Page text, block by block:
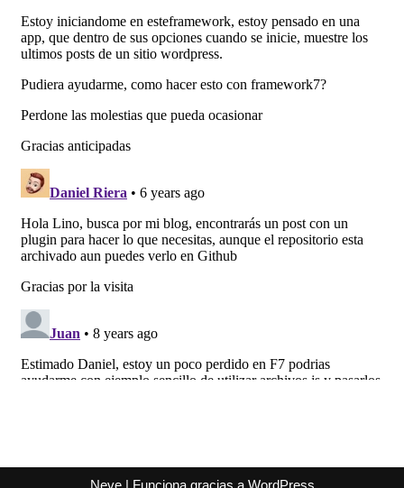
Neve| Funciona gracias a WordPress